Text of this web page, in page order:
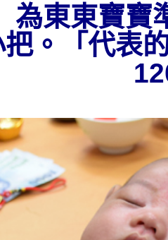
為東東寶寶
。「代表